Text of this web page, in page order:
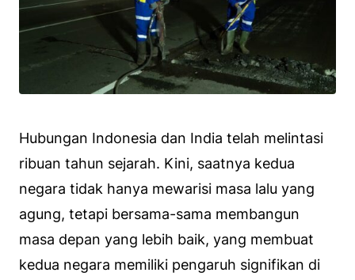
Hubungan Indonesia dan India telah melintasi
ribuan tahun sejarah. Kini, saatnya kedua
negara tidak hanya mewarisi masa lalu yang
agung, tetapi bersama-sama membangun
masa depan yang lebih baik, yang membuat
kedua negara memiliki pengaruh signifikan di